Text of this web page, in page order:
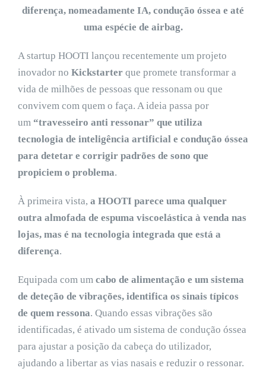
diferença, nomeadamente IA, condução óssea e até
uma espécie de airbag.
A startup HOOTI lançou recentemente um projeto
inovador no Kickstarter que promete transformar a
vida de milhões de pessoas que ressonam ou que
convivem com quem o faça. A ideia passa por
um “travesseiro anti ressonar” que utiliza
tecnologia de inteligência artificial e condução óssea
para detetar e corrigir padrões de sono que
propiciem o problema.
À primeira vista, a HOOTI parece uma qualquer
outra almofada de espuma viscoelástica à venda nas
lojas, mas é na tecnologia integrada que está a
diferença.
Equipada com um cabo de alimentação e um sistema
de deteção de vibrações, identifica os sinais típicos
de quem ressona. Quando essas vibrações são
identificadas, é ativado um sistema de condução óssea
para ajustar a posição da cabeça do utilizador,
ajudando a libertar as vias nasais e reduzir o ressonar.